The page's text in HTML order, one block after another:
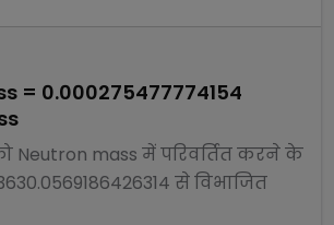
= 0.000275477774154
Neutron mass में परिवर्तित करने के
सेविभाजित